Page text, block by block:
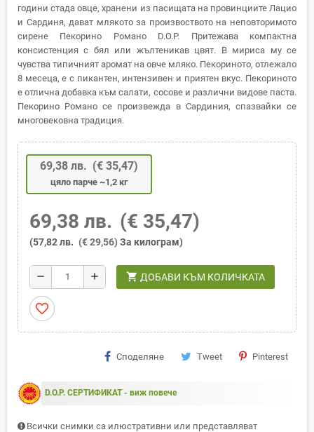
години стада овце, хранени из пасищата на провинциите Лацио
и Сардиня, дават млякото за произвоството на неповторимото
сирене Пекорино Романо D.O.P. Притежава компактна
консистенция с бял или жълтеникав цвят. В мириса му се
чувства типичният аромат на овче мляко. Пекориното, отлежало
8 месеца, е с пикантен, интензивен и приятен вкус. Пекориното
е отлична добавка към салати, сосове и различни видове паста.
Пекорино Романо се произвежда в Сардиния, спазвайки се
многовековна традиция.
69,38 лв. (€ 35,47)
цяло парче ~1,2 кг
69,38 лв. (€ 35,47)
(57,82 лв. (€ 29,56) За килограм)
remove add shopping_cart ДОБАВИ КЪМ КОЛИЧКАТА
favorite_border
Споделяне Tweet Pinterest
D.O.P. СЕРТИФИКАТ - виж повече
Всички снимки са илюстративни или представляват